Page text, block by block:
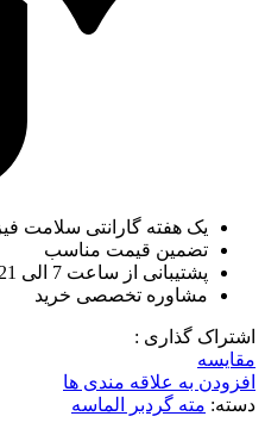
یک هفته گارانتی سلامت
تضمین قیمت مناسب
پشتیبانی از ساعت 7 الی 21
مشاوره تخصصی خرید
اشتراک گذاری :
مقایسه
افزودن به علاقه مندی ها
دسته: مته گردبر الماسه